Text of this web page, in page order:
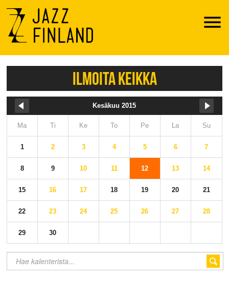
Menu
ILMOITA KEIKKA
Kesäkuu 2015
Ma Ti Ke To Pe La Su
1 2 3 4 5 6 7
8 9 10 11 12 13 14
15 16 17 18 19 20 21
22 23 24 25 26 27 28
29 30